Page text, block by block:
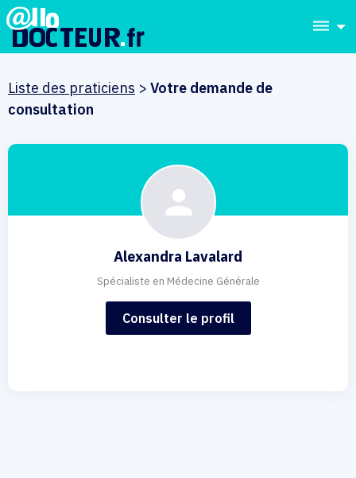
dehaze
Liste des praticiens > Votre demande de
consultation
Alexandra Lavalard
Spécialiste en Médecine Générale
Consulter le profil